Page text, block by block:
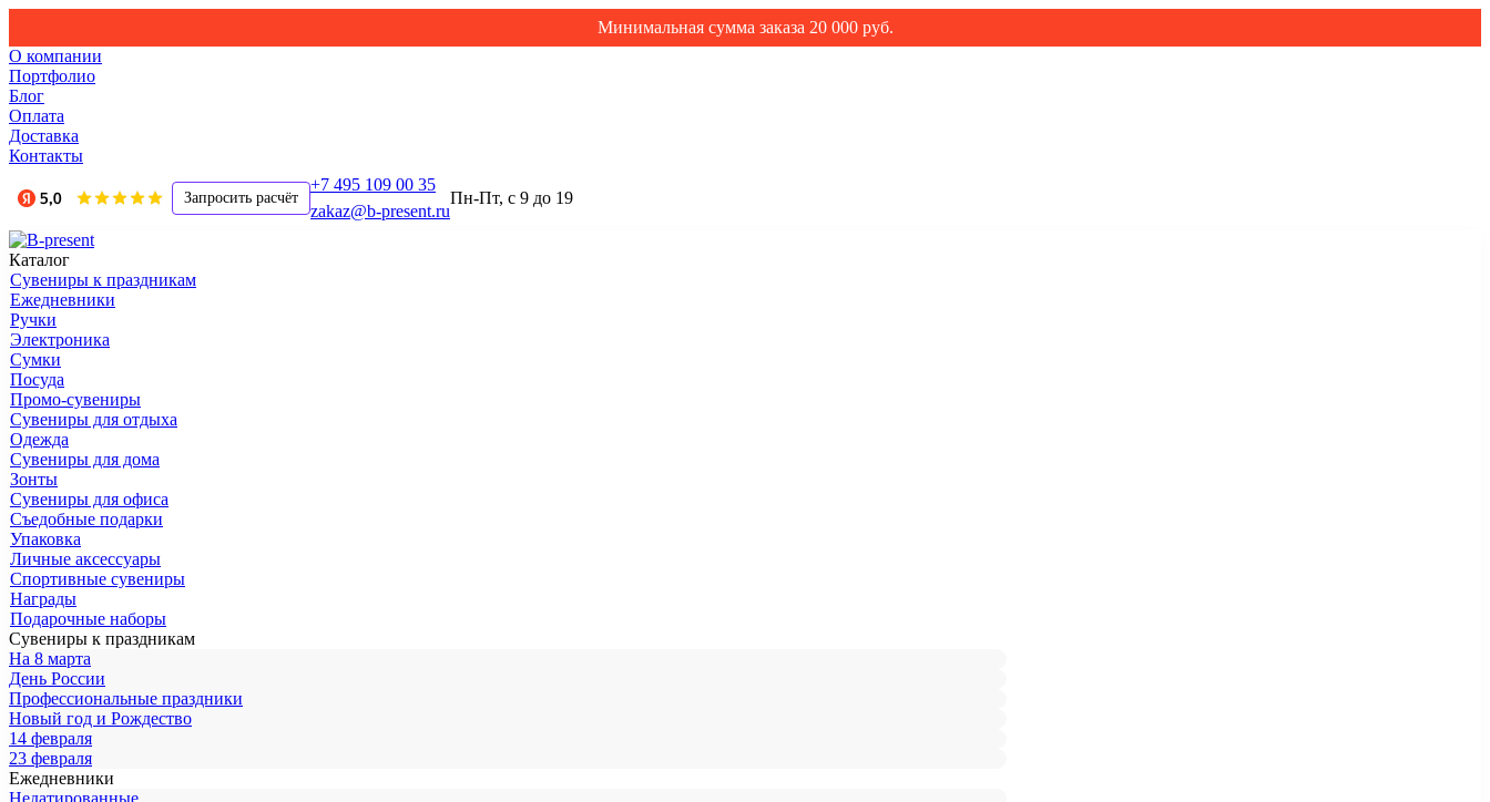
Минимальная сумма заказа 20 000 руб.
О компании
Портфолио
Блог
Оплата
Доставка
Контакты
Запросить расчёт
+7 495 109 00 35
zakaz@b-present.ru
Пн-Пт, с 9 до 19
Каталог
Сувениры к праздникам
Ежедневники
Ручки
Электроника
Сумки
Посуда
Промо-сувениры
Сувениры для отдыха
Одежда
Сувениры для дома
Зонты
Сувениры для офиса
Съедобные подарки
Упаковка
Личные аксессуары
Спортивные сувениры
Награды
Подарочные наборы
Сувениры к праздникам
На 8 марта
День России
Профессиональные праздники
Новый год и Рождество
14 февраля
23 февраля
Ежедневники
Недатированные